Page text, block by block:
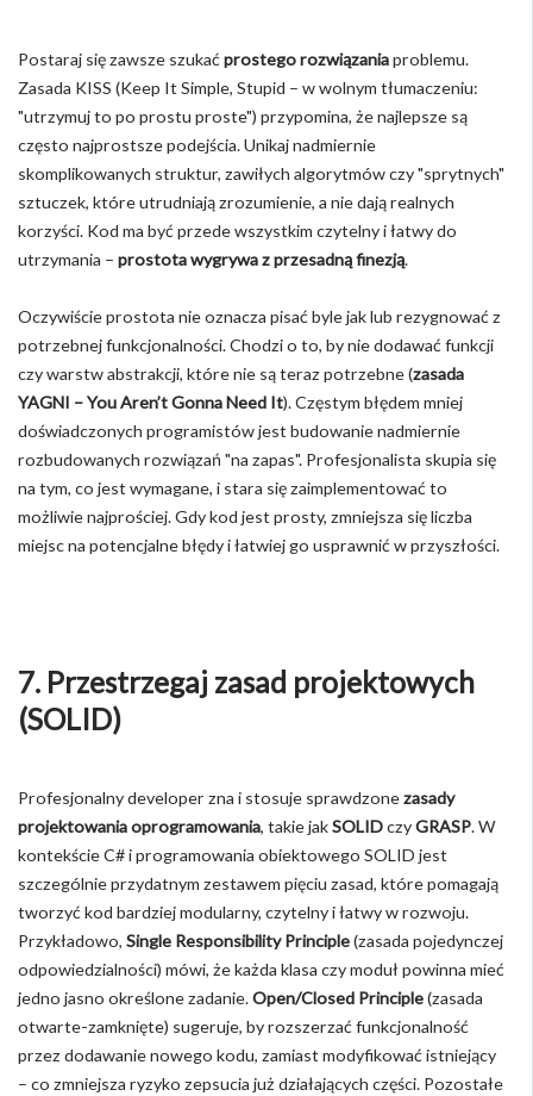
Postaraj się zawsze szukać prostego rozwiązaniaproblemu.
Zasada KISS (Keep It Simple, Stupid – w wolnym tłumaczeniu:
"utrzymuj to po prostu proste") przypomina, że najlepsze są
często najprostsze podejścia. Unikaj nadmiernie
skomplikowanych struktur, zawiłych algorytmów czy "sprytnych"
sztuczek, które utrudniają zrozumienie, a nie dają realnych
korzyści. Kod ma być przede wszystkim czytelny i łatwy do
utrzymania – prostota wygrywa z przesadną finezją.
Oczywiście prostota nie oznacza pisać byle jak lub rezygnować z
potrzebnej funkcjonalności. Chodzi o to, by nie dodawać funkcji
czy warstw abstrakcji, które nie są teraz potrzebne (zasada
YAGNI – You Aren’t Gonna Need It). Częstym błędem mniej
doświadczonych programistów jest budowanie nadmiernie
rozbudowanych rozwiązań "na zapas". Profesjonalista skupia się
na tym, co jest wymagane, i stara się zaimplementować to
możliwie najprościej. Gdy kod jest prosty, zmniejsza się liczba
miejsc na potencjalne błędy i łatwiej go usprawnić w przyszłości.
7. Przestrzegaj zasad projektowych
(SOLID)
Profesjonalny developer zna i stosuje sprawdzonezasady
projektowania oprogramowania, takie jakSOLIDczyGRASP. W
kontekście C# i programowania obiektowego SOLID jest
szczególnie przydatnym zestawem pięciu zasad, które pomagają
tworzyć kod bardziej modularny, czytelny i łatwy w rozwoju.
Przykładowo, Single Responsibility Principle(zasada pojedynczej
odpowiedzialności) mówi, że każda klasa czy moduł powinna mieć
jedno jasno określone zadanie.Open/Closed Principle(zasada
otwarte-zamknięte) sugeruje, by rozszerzać funkcjonalność
przez dodawanie nowego kodu, zamiast modyfikować istniejący
– co zmniejsza ryzyko zepsucia już działających części. Pozostałe